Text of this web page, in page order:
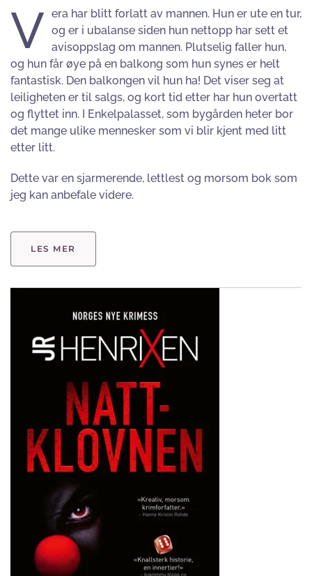
V era har blitt forlatt av mannen. Hun er ute en tur,
og er i ubalanse siden hun nettopp har sett et
avisoppslag om mannen. Plutselig faller hun,
og hun får øye på en balkong som hun synes er helt
fantastisk. Den balkongen vil hun ha! Det viser seg at
leiligheten er til salgs, og kort tid etter har hun overtatt
og flyttet inn. I Enkelpalasset, som bygården heter bor
det mange ulike mennesker som vi blir kjent med litt
etter litt.
Dette var en sjarmerende, lettlest og morsom bok som
jeg kan anbefale videre.
LES MER